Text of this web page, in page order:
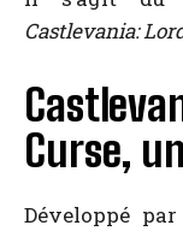
Castlevania:
Curse,
Développé